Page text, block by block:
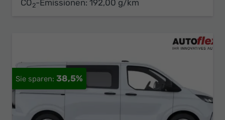
CO2-Emissionen: 192,00 g/km
38,5%